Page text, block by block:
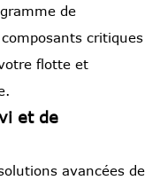
de
critiques
flotte et
et de
avancées de